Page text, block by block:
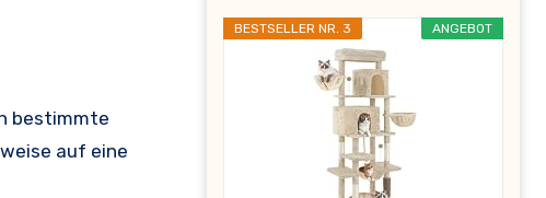
bestimmte
auf eine
ANGEBOT
BESTSELLER NR. 3